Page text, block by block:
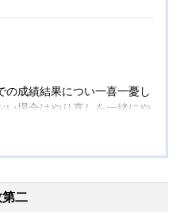
の成績結果につい一喜一憂し
い場合はやり直しを一緒にや
ら、なかなか思い通りにな
な？と思った本番半年前くら
た。早寝早起きも本人で決め
主性に任せてお互いに信頼し
二